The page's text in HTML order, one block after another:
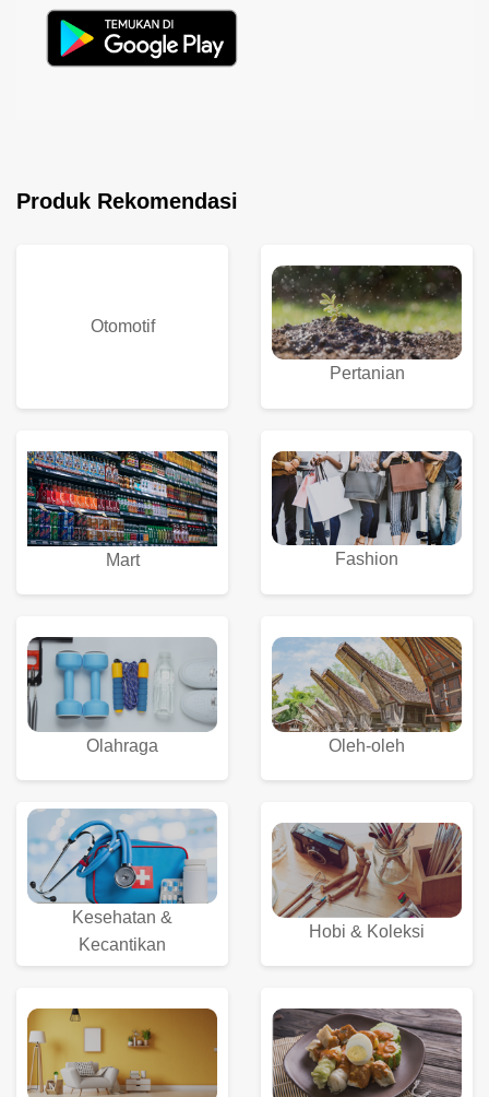
Produk Rekomendasi
Otomotif
Pertanian
Mart Fashion
Olahraga Oleh-oleh
Kesehatan &
Kecantikan
Hobi & Koleksi